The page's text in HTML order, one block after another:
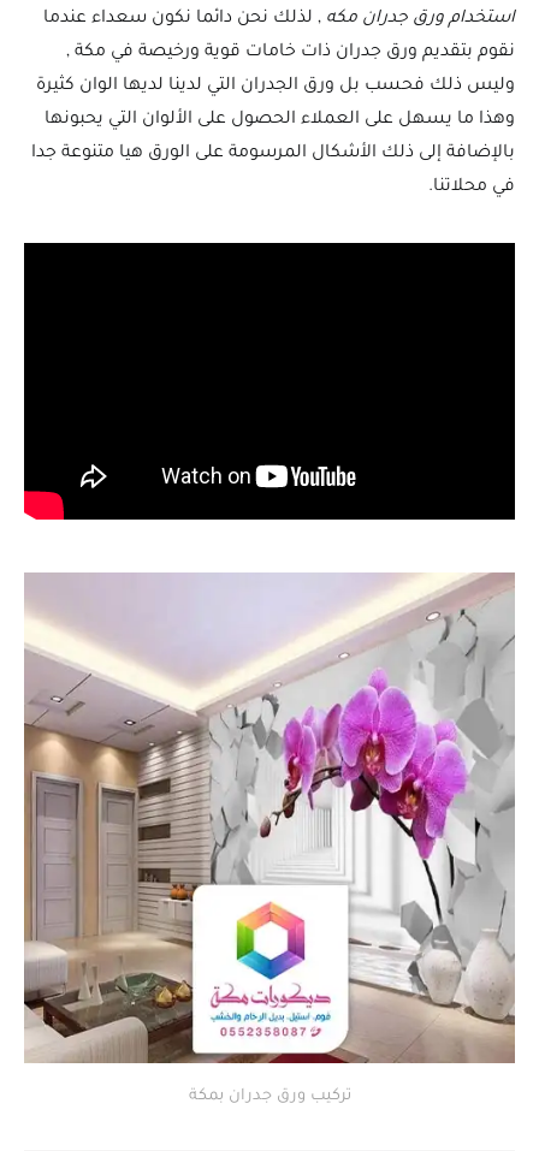
استخدام ورق جدران مكه , لذلك نحن دائما نكون سعداء عندما
نقوم بتقديم ورق جدران ذات خامات قوية ورخيصة في مكة ,
وليس ذلك فحسب بل ورق الجدران التي لدينا لديها الوان كثيرة
وهذا ما يسهل على العملاء الحصول على الألوان التي يحبونها
بالإضافة إلى ذلك الأشكال المرسومة على الورق هيا متنوعة جدا
في محلاتنا.
تركيب ورق جدران بمكة